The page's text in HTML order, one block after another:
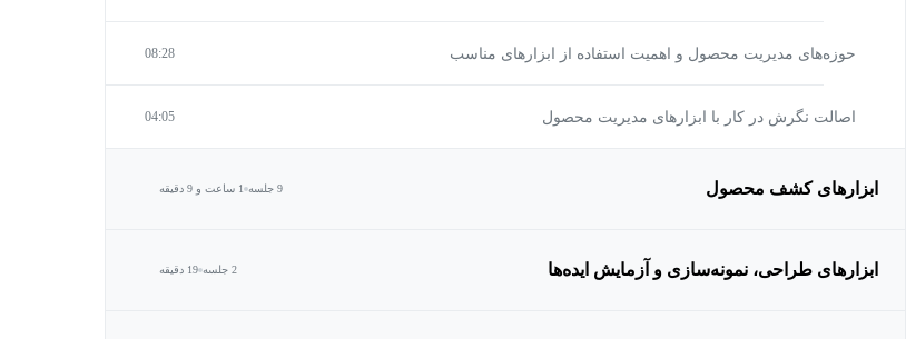
حوزه‌های مدیریت محصول و اهمیت استفاده از ابزارهای مناسب 08:28
اصالت نگرش در کار با ابزارهای مدیریت محصول 04:05
ابزارهای کشف محصول 9 جلسه 1 ساعت و 9 دقیقه
ابزارهای طراحی، نمونه‌سازی و آزمایش ایده‌ها 2 جلسه 19 دقیقه